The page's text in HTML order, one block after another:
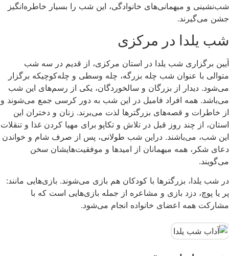
شب‌نشینی و میهمانی‌های خانوادگی، این شب را بسیار خاطره‌انگیز
جشن می‌گیرند.
شب یلدا در مرکزی
آیین برگزاری شب یلدا در استان مرکزی، از قدیم در سه شب
متوالی با عنوان شب چله‌ بزرگه، چله وسطی و چله‌کوچیکه برگزار
می‌شود. دیدار از بزرگان و سالخوردگان، یکی ‌از رسم‌های این شب
می‌باشد. همه افراد فامیل در این شب به دور کرسی جمع می‌شوند و
از خاطرات و قصه‌های بزرگترها لذت می‌برند. زنان و دختران این
استان، از چند روز قبل در تلاش و تکاپو برای مهیا کردن غذا و تنقلات
این شب، می‌باشند. دراین شب طولانی، پس از صرف شام و خواندن
دعای شکر، همه میهمانان از امیدها و موفقیت‌هایشان سخن
می‌گویند.
در شب یلدا، بزرگترها با کودکان هم بازی می‌شوند. بازی‌هایی مانند:
پر یا پوچ، دزد بازی و مشاعره از جمله بازی‌هایی است که با
مشارکت همه اعضای خانواده انجام می‌شود.